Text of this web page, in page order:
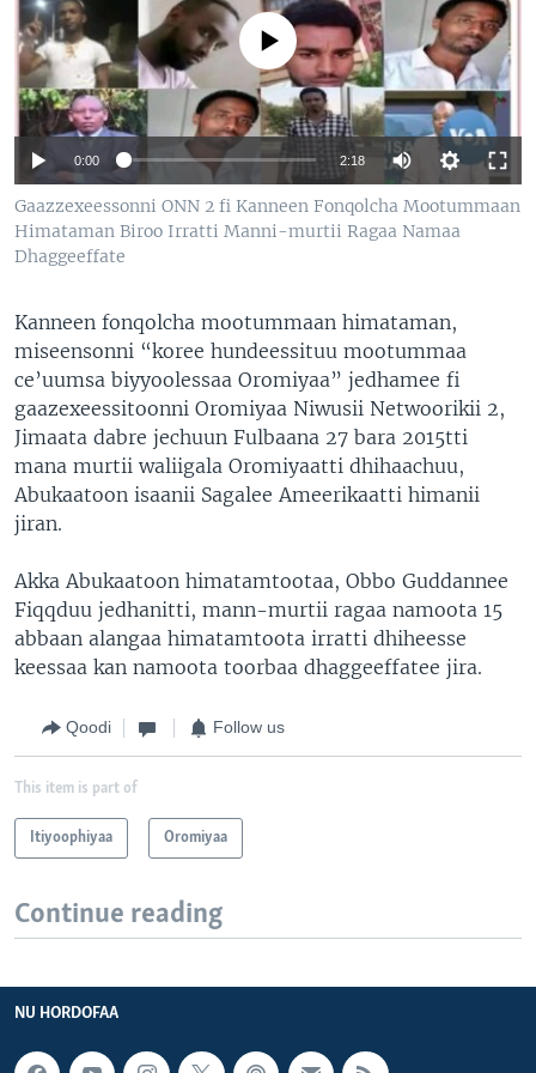
No media source currently available
0:00 2:18
Gaazzexeessonni ONN 2 fi Kanneen Fonqolcha Mootummaan
Himataman Biroo Irratti Manni-murtii Ragaa Namaa
Dhaggeeffate
Kanneen fonqolcha mootummaan himataman,
miseensonni “koree hundeessituu mootummaa
ce’uumsa biyyoolessaa Oromiyaa” jedhamee fi
gaazexeessitoonni Oromiyaa Niwusii Netwoorikii 2,
Jimaata dabre jechuun Fulbaana 27 bara 2015tti
mana murtii waliigala Oromiyaatti dhihaachuu,
Abukaatoon isaanii Sagalee Ameerikaatti himanii
jiran.
Akka Abukaatoon himatamtootaa, Obbo Guddannee
Fiqqduu jedhanitti, mann-murtii ragaa namoota 15
abbaan alangaa himatamtoota irratti dhiheesse
keessaa kan namoota toorbaa dhaggeeffatee jira.
Qoodi Follow us
This item is part of
Itiyoophiyaa Oromiyaa
Continue reading
NU HORDOFAA